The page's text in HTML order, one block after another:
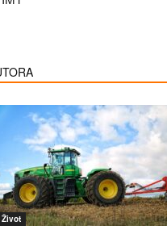
Život